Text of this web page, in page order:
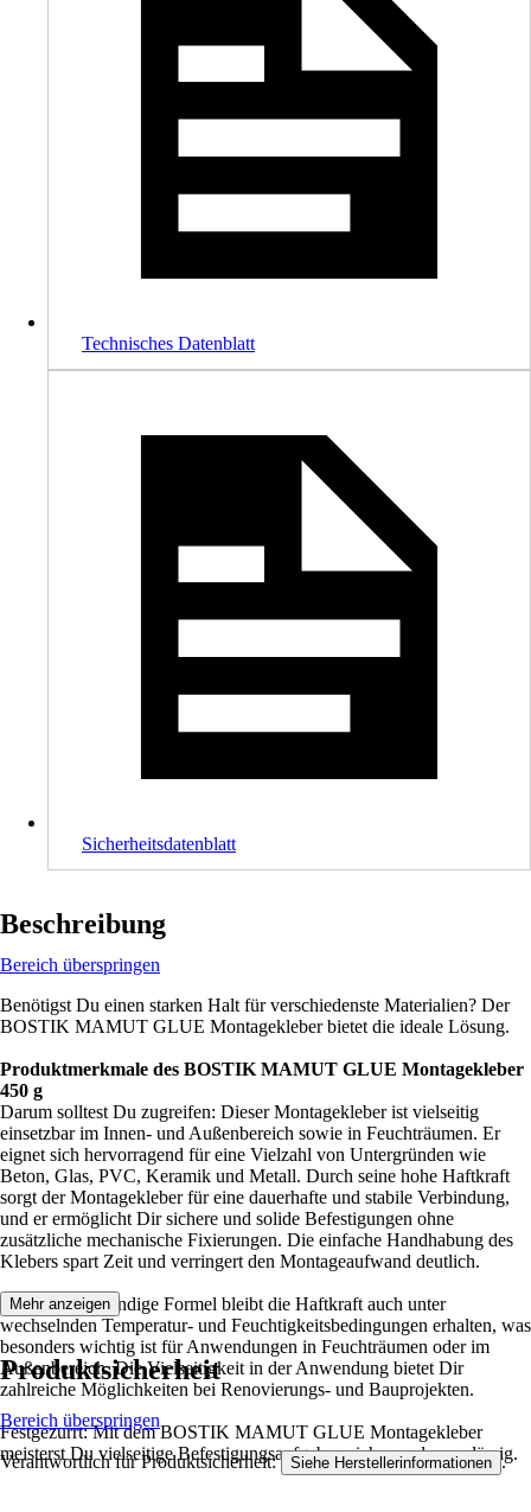
Technisches Datenblatt
Sicherheitsdatenblatt
Beschreibung
Bereich überspringen
Benötigst Du einen starken Halt für verschiedenste Materialien? Der
BOSTIK MAMUT GLUE Montagekleber bietet die ideale Lösung.
Produktmerkmale des BOSTIK MAMUT GLUE Montagekleber
450 g
Darum solltest Du zugreifen: Dieser Montagekleber ist vielseitig
einsetzbar im Innen- und Außenbereich sowie in Feuchträumen. Er
eignet sich hervorragend für eine Vielzahl von Untergründen wie
Beton, Glas, PVC, Keramik und Metall. Durch seine hohe Haftkraft
sorgt der Montagekleber für eine dauerhafte und stabile Verbindung,
und er ermöglicht Dir sichere und solide Befestigungen ohne
zusätzliche mechanische Fixierungen. Die einfache Handhabung des
Klebers spart Zeit und verringert den Montageaufwand deutlich.
Durch die beständige Formel bleibt die Haftkraft auch unter
wechselnden Temperatur- und Feuchtigkeitsbedingungen erhalten, was
besonders wichtig ist für Anwendungen in Feuchträumen oder im
Außenbereich. Die Vielseitigkeit in der Anwendung bietet Dir
zahlreiche Möglichkeiten bei Renovierungs- und Bauprojekten.
Festgezurrt: Mit dem BOSTIK MAMUT GLUE Montagekleber
meisterst Du vielseitige Befestigungsaufgaben sicher und zuverlässig.
Mehr anzeigen
Produktsicherheit
Bereich überspringen
Verantwortlich für Produktsicherheit: Siehe Herstellerinformationen .